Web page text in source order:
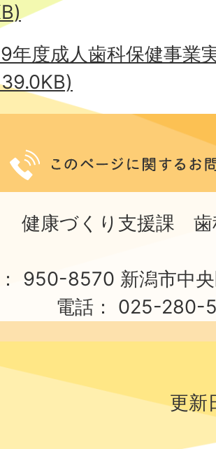
年度成人歯科保健事業
健康づくり支援課 歯
950-8570 新潟市中
電話： 025-280-
更新